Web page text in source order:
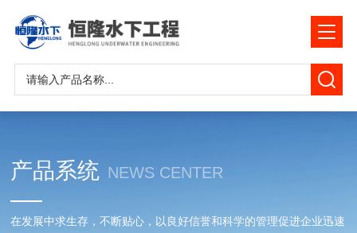
产品系统 NEWS CENTER
在发展中求生存，不断贴心，以良好信誉和科学的管理促进企业迅速